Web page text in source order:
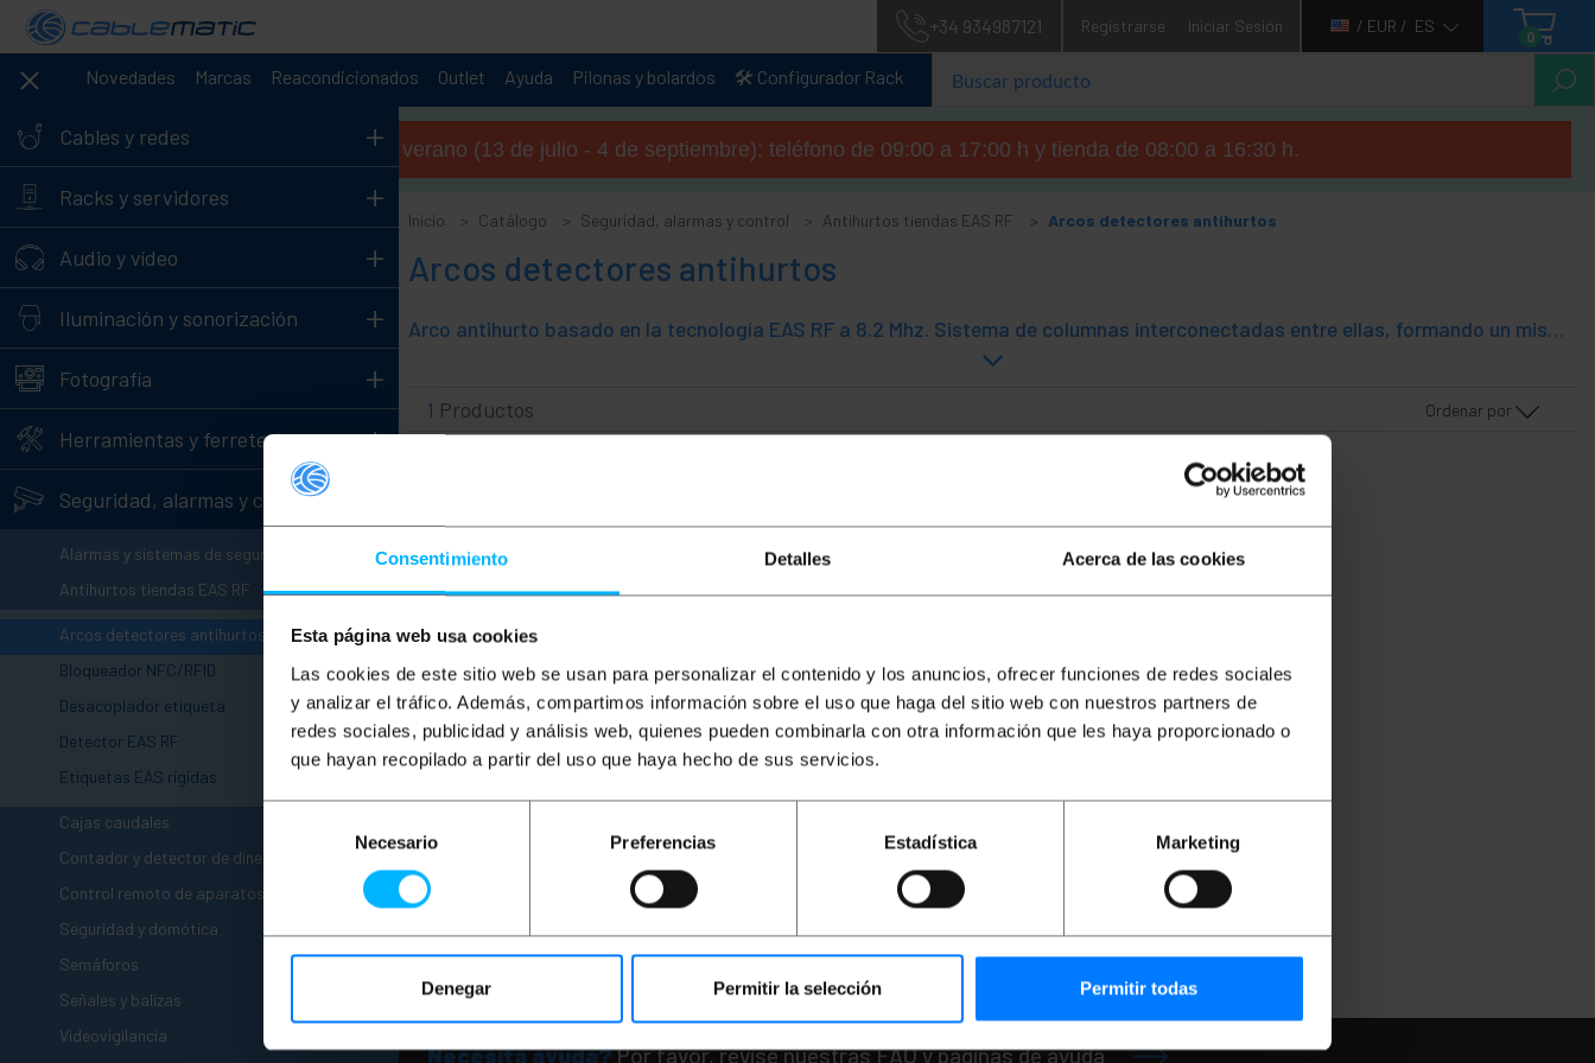
Consentimiento Detalles Acerca de las cookies
Esta página web usa cookies
Las cookies de este sitio web se usan para personalizar el contenido y los anuncios, ofrecer funciones de redes sociales
y analizar el tráfico. Además, compartimos información sobre el uso que haga del sitio web con nuestros partners de
redes sociales, publicidad y análisis web, quienes pueden combinarla con otra información que les haya proporcionado o
que hayan recopilado a partir del uso que haya hecho de sus servicios.
consentimiento
Necesario Preferencias Estadística Marketing
Denegar Permitir la selección Permitir todas
+34 934987121 Registrarse Iniciar Sesión / EUR / ES
0
Novedades Marcas Reacondicionados Outlet Ayuda Pilonas y bolardos 🛠️ Configurador Rack
Cables y redes +
Racks y servidores +
Audio y vídeo +
Iluminación y sonorización +
Fotografía +
Herramientas y ferretería +
Seguridad, alarmas y control
Alarmas y sistemas de seguridad +
Antihurtos tiendas EAS RF -
Arcos detectores antihurtos
Bloqueador NFC/RFID
Desacoplador etiqueta
Detector EAS RF
Etiquetas EAS rígidas
Cajas caudales
Contador y detector de dinero +
Control remoto de aparatos +
Seguridad y domótica +
Semáforos +
Señales y balizas
Videovigilancia
Horario de verano (13 de julio - 4 de septiembre): teléfono de 09:00 a 17:00 h y tienda de 08:00 a 16:30 h.
Inicio Catálogo Seguridad, alarmas y control Antihurtos tiendas EAS RF Arcos detectores antihurtos
Arcos detectores antihurtos
Arco antihurto basado en la tecnología EAS RF a 8.2 Mhz. Sistema de columnas interconectadas entre ellas, formando un mismo sistema de detección de hurtos. Compatible con etiquetas (tags) rígidas (recuperables) o etiquetas blandas adhesivas (desechables). Este tipo de tags o etiquetas son las más comunes en el mercado.
1 Productos Ordenar por
PRIMEMATIK Cable de
PVP
1,42€
1,42€ IVA inc.
Entrega inmediata REF: XY041
Necesita ayuda?Por favor, revise nuestras FAQ y paginas de ayuda